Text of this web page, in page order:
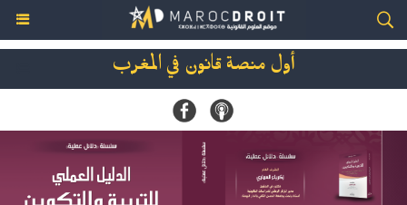
أول منصة قانون في المغرب